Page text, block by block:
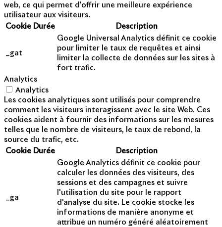
web, ce qui permet d'offrir une meilleure expérience
utilisateur aux visiteurs.
Cookie Durée Description
_gat
Google Universal Analytics définit ce cookie
pour limiter le taux de requêtes et ainsi
limiter la collecte de données sur les sites à
fort trafic.
Analytics
Analytics
Les cookies analytiques sont utilisés pour comprendre
comment les visiteurs interagissent avec le site Web. Ces
cookies aident à fournir des informations sur les mesures
telles que le nombre de visiteurs, le taux de rebond, la
source du trafic, etc.
Cookie Durée Description
_ga
Google Analytics définit ce cookie pour
calculer les données des visiteurs, des
sessions et des campagnes et suivre
l'utilisation du site pour le rapport
d'analyse du site. Le cookie stocke les
informations de manière anonyme et
attribue un numéro généré aléatoirement